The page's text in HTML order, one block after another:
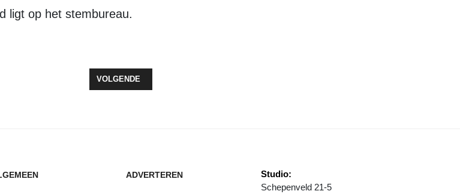
ligt op het stembureau.
GELEDEN VOLGENDE ARTIKEL: COLLEGE ZEEWOLDE LEGT DE BAL BIJ DEFENSIE
VOLGENDE
ADVERTEREN
Studio:
Schepenveld 21-5